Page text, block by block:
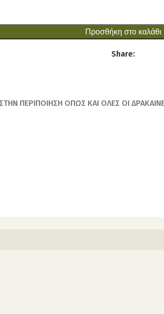
Προσθήκη στο καλάθι
Share:
ΠΕΡΙΠΟΙΗΣΗ ΟΠΩΣ ΚΑΙ ΟΛΕΣ ΟΙ